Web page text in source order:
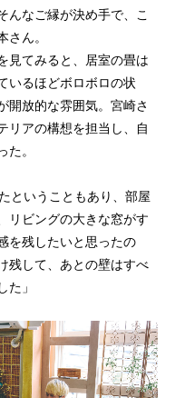
んなご縁が決め手で、こ
さん。
見てみると、居室の畳は
いるほどボロボロの状
開放的な雰囲気。宮崎さ
リアの構想を担当し、自
た。
ということもあり、部屋
リビングの大きな窓がす
を残したいと思ったの
残して、あとの壁はすべ
た」